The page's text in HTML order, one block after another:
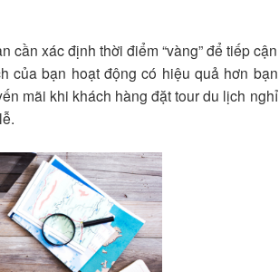
xác định thời điểm “vàng” để tiếp cận
của bạn hoạt động có hiệu quả hơn bạn
mãi khi khách hàng đặt tour du lịch nghỉ